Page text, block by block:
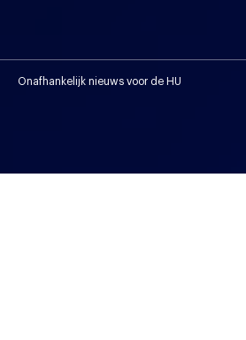
Onafhankelijk nieuws voor de HU